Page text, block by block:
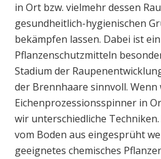
in Ort bzw. vielmehr dessen
gesundheitlich-hygienischen
bekämpfen lassen. Dabei ist
Pflanzenschutzmitteln
Stadium der
der Brennhaare sinnvoll. Wenn
Eichenprozessionsspinner in
wir unterschiedliche
vom Boden aus eingesprüht
geeignetes chemisches